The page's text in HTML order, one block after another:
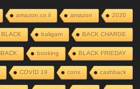
2020
amazon
amazon.co.il
BACK CHARGE
baligam
BLACK
BLACK FRIEDAY
booking
cashback
cons
COVID 19